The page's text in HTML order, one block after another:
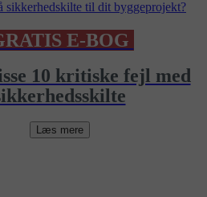
E-BOG
10 kritiske fejl med
Læs mere